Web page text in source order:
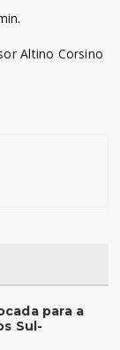
Altino Corsino
para a
Sul-